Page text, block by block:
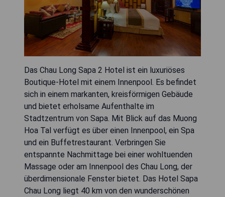
Das Chau Long Sapa 2 Hotel ist ein luxuriöses
Boutique-Hotel mit einem Innenpool. Es befindet
sich in einem markanten, kreisförmigen Gebäude
und bietet erholsame Aufenthalte im
Stadtzentrum von Sapa. Mit Blick auf das Muong
Hoa Tal verfügt es über einen Innenpool, ein Spa
und ein Buffetrestaurant. Verbringen Sie
entspannte Nachmittage bei einer wohltuenden
Massage oder am Innenpool des Chau Long, der
überdimensionale Fenster bietet. Das Hotel Sapa
Chau Long liegt 40 km von den wunderschönen